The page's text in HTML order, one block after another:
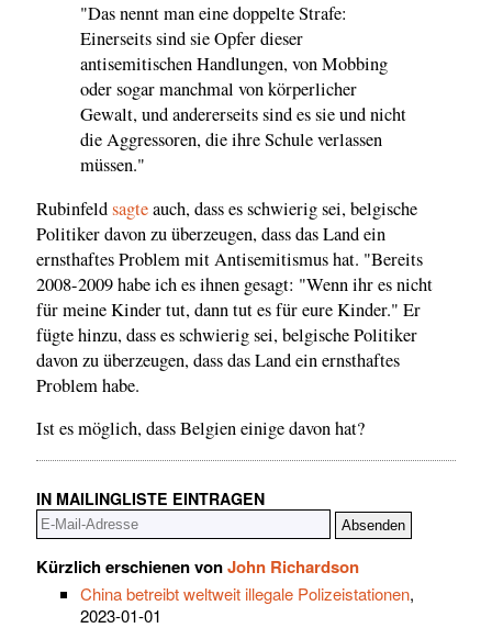
"Das nennt man eine doppelte Strafe:
Einerseits sind sie Opfer dieser
antisemitischen Handlungen, von Mobbing
oder sogar manchmal von körperlicher
Gewalt, und andererseits sind es sie und nicht
die Aggressoren, die ihre Schule verlassen
müssen."
Rubinfeldsagteauch, dass es schwierig sei, belgische
Politiker davon zu überzeugen, dass das Land ein
ernsthaftes Problem mit Antisemitismus hat. "Bereits
2008-2009 habe ich es ihnen gesagt: "Wenn ihr es nicht
für meine Kinder tut, dann tut es für eure Kinder." Er
fügte hinzu, dass es schwierig sei, belgische Politiker
davon zu überzeugen, dass das Land ein ernsthaftes
Problem habe.
Ist es möglich, dass Belgien einige davon hat?
IN MAILINGLISTE EINTRAGEN
Kürzlich erschienen vonJohn Richardson
China betreibt weltweit illegale Polizeistationen,
2023-01-01